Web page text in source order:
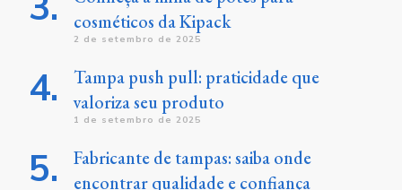
cosméticos da Kipack
2 de setembro de 2025
Tampa push pull: praticidade que
valoriza seu produto
1 de setembro de 2025
Fabricante de tampas: saiba onde
encontrar qualidade e confiança